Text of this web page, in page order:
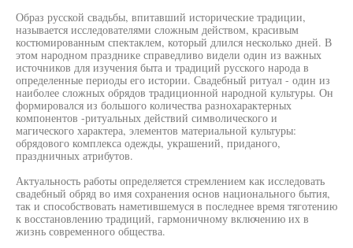
Образ русской свадьбы, впитавший исторические традиции,
называется исследователями сложным действом, красивым
костюмированным спектаклем, который длился несколько дней. В
этом народном празднике справедливо видели один из важных
источников для изучения быта и традиций русского народа в
определенные периоды его истории. Свадебный ритуал - один из
наиболее сложных обрядов традиционной народной культуры. Он
формировался из большого количества разнохарактерных
компонентов -ритуальных действий символического и
магического характера, элементов материальной культуры:
обрядового комплекса одежды, украшений, приданого,
праздничных атрибутов.
Актуальность работы определяется стремлением как исследовать
свадебный обряд во имя сохранения основ национального бытия,
так и способствовать наметившемуся в последнее время тяготению
к восстановлению традиций, гармоничному включению их в
жизнь современного общества.